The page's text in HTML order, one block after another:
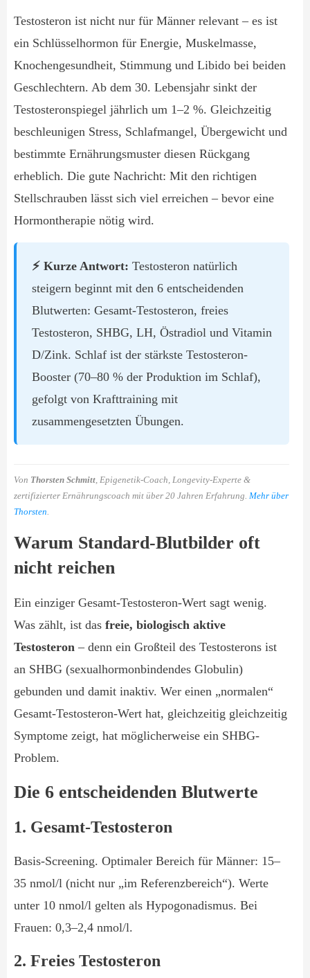
Testosteron ist nicht nur für Männer relevant – es ist
ein Schlüsselhormon für Energie, Muskelmasse,
Knochengesundheit, Stimmung und Libido bei beiden
Geschlechtern. Ab dem 30. Lebensjahr sinkt der
Testosteronspiegel jährlich um 1–2 %. Gleichzeitig
beschleunigen Stress, Schlafmangel, Übergewicht und
bestimmte Ernährungsmuster diesen Rückgang
erheblich. Die gute Nachricht: Mit den richtigen
Stellschrauben lässt sich viel erreichen – bevor eine
Hormontherapie nötig wird.
⚡ Kurze Antwort: Testosteron natürlich
steigern beginnt mit den 6 entscheidenden
Blutwerten: Gesamt-Testosteron, freies
Testosteron, SHBG, LH, Östradiol und Vitamin
D/Zink. Schlaf ist der stärkste Testosteron-
Booster (70–80 % der Produktion im Schlaf),
gefolgt von Krafttraining mit
zusammengesetzten Übungen.
Von Thorsten Schmitt, Epigenetik-Coach, Longevity-Experte &
zertifizierter Ernährungscoach mit über 20 Jahren Erfahrung. Mehr über
Thorsten.
Warum Standard-Blutbilder oft
nicht reichen
Ein einziger Gesamt-Testosteron-Wert sagt wenig.
Was zählt, ist das freie, biologisch aktive
Testosteron – denn ein Großteil des Testosterons ist
an SHBG (sexualhormonbindendes Globulin)
gebunden und damit inaktiv. Wer einen „normalen“
Gesamt-Testosteron-Wert hat, gleichzeitig gleichzeitig
Symptome zeigt, hat möglicherweise ein SHBG-
Problem.
Die 6 entscheidenden Blutwerte
1. Gesamt-Testosteron
Basis-Screening. Optimaler Bereich für Männer: 15–
35 nmol/l (nicht nur „im Referenzbereich“). Werte
unter 10 nmol/l gelten als Hypogonadismus. Bei
Frauen: 0,3–2,4 nmol/l.
2. Freies Testosteron